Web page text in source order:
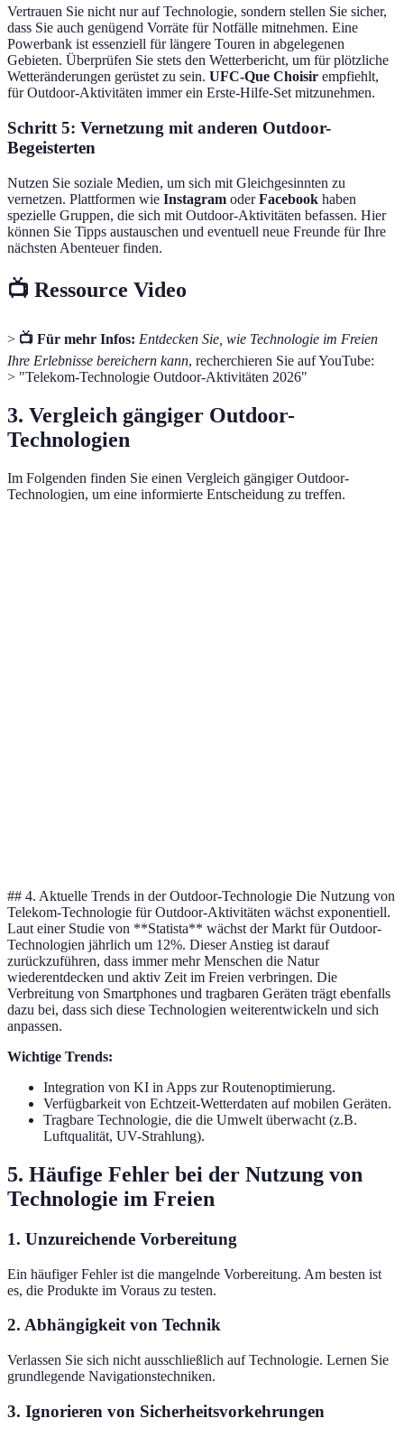
Vertrauen Sie nicht nur auf Technologie, sondern stellen Sie sicher,
dass Sie auch genügend Vorräte für Notfälle mitnehmen. Eine
Powerbank ist essenziell für längere Touren in abgelegenen
Gebieten. Überprüfen Sie stets den Wetterbericht, um für plötzliche
Wetteränderungen gerüstet zu sein. UFC-Que Choisir empfiehlt,
für Outdoor-Aktivitäten immer ein Erste-Hilfe-Set mitzunehmen.
Schritt 5: Vernetzung mit anderen Outdoor-
Begeisterten
Nutzen Sie soziale Medien, um sich mit Gleichgesinnten zu
vernetzen. Plattformen wie Instagram oderFacebook haben
spezielle Gruppen, die sich mit Outdoor-Aktivitäten befassen. Hier
können Sie Tipps austauschen und eventuell neue Freunde für Ihre
nächsten Abenteuer finden.
📺 Ressource Video
> 📺 Für mehr Infos: Entdecken Sie, wie Technologie im Freien
Ihre Erlebnisse bereichern kann, recherchieren Sie auf YouTube:
> "Telekom-Technologie Outdoor-Aktivitäten 2026"
3. Vergleich gängiger Outdoor-
Technologien
Im Folgenden finden Sie einen Vergleich gängiger Outdoor-
Technologien, um eine informierte Entscheidung zu treffen.
## 4. Aktuelle Trends in der Outdoor-Technologie Die Nutzung von
Telekom-Technologie für Outdoor-Aktivitäten wächst exponentiell.
Laut einer Studie von **Statista** wächst der Markt für Outdoor-
Technologien jährlich um 12%. Dieser Anstieg ist darauf
zurückzuführen, dass immer mehr Menschen die Natur
wiederentdecken und aktiv Zeit im Freien verbringen. Die
Verbreitung von Smartphones und tragbaren Geräten trägt ebenfalls
dazu bei, dass sich diese Technologien weiterentwickeln und sich
anpassen.
Wichtige Trends:
Integration von KI in Apps zur Routenoptimierung.
Verfügbarkeit von Echtzeit-Wetterdaten auf mobilen Geräten.
Tragbare Technologie, die die Umwelt überwacht (z.B.
Luftqualität, UV-Strahlung).
5. Häufige Fehler bei der Nutzung von
Technologie im Freien
1. Unzureichende Vorbereitung
Ein häufiger Fehler ist die mangelnde Vorbereitung. Am besten ist
es, die Produkte im Voraus zu testen.
2. Abhängigkeit von Technik
Verlassen Sie sich nicht ausschließlich auf Technologie. Lernen Sie
grundlegende Navigationstechniken.
3. Ignorieren von Sicherheitsvorkehrungen